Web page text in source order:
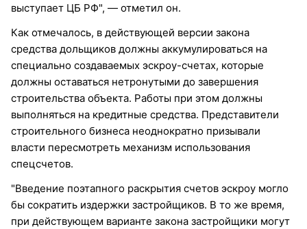
выступает ЦБ РФ", — отметил он.
Как отмечалось, в действующей версии закона
средства дольщиков должны аккумулироваться на
специально создаваемых эскроу-счетах, которые
должны оставаться нетронутыми до завершения
строительства объекта. Работы при этом должны
выполняться на кредитные средства. Представители
строительного бизнеса неоднократно призывали
власти пересмотреть механизм использования
спецсчетов.
"Введение поэтапного раскрытия счетов эскроу могло
бы сократить издержки застройщиков. В то же время,
при действующем варианте закона застройщики могут